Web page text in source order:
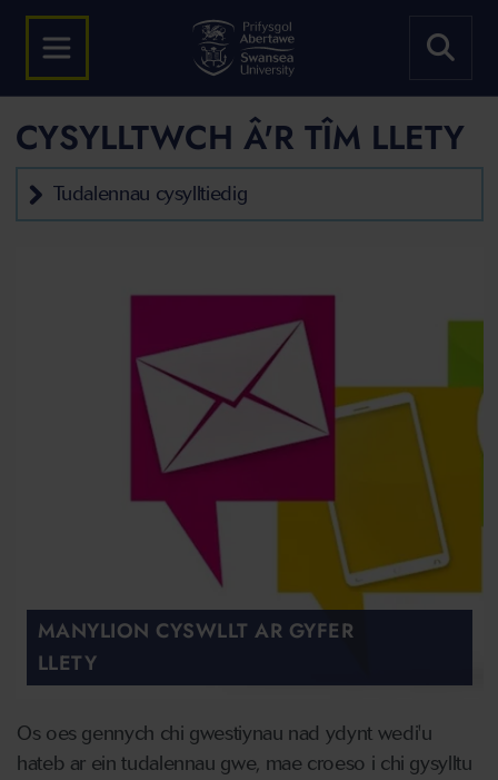
CYSYLLTWCH Â'R TÎM LLETY
Tudalennau cysylltiedig
MANYLION CYSWLLT AR GYFER
LLETY
Os oes gennych chi gwestiynau nad ydynt wedi'u
hateb ar ein tudalennau gwe, mae croeso i chi gysylltu